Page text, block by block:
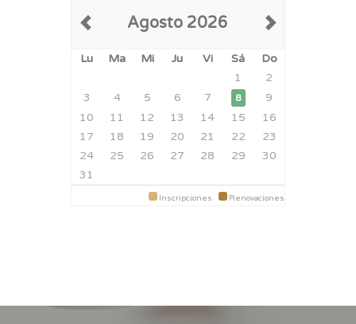
Agosto 2026
Lu Ma Mi Ju Vi Sá
Do
1
2
3
4 5 6 7 8
9
10
11 12 13 14 15
16
17
18 19 20 21 22
23
24
25 26 27 28 29
30
31
Inscripciones Renovaciones